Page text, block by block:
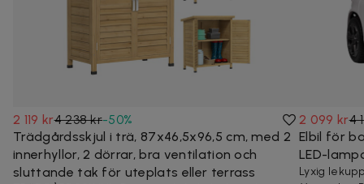
2 119 kr4 238 kr-50%
Trädgårdsskjul i trä, 87x46,5x96,5 cm, med 2
innerhyllor, 2 dörrar, bra ventilation och
sluttande tak för uteplats eller terrass
2 099 kr4
Elbil för
LED-
Lyxig